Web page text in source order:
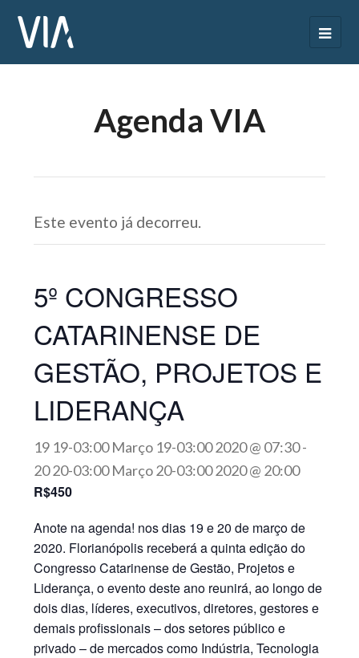
Agenda VIA
Este evento já decorreu.
5º CONGRESSO
CATARINENSE DE
GESTÃO, PROJETOS E
LIDERANÇA
19 19-03:00 Março 19-03:00 2020 @ 07:30-
20 20-03:00 Março 20-03:00 2020 @ 20:00
R$450
Anote na agenda! nos dias 19 e 20 de março de
2020. Florianópolis receberá a quinta edição do
Congresso Catarinense de Gestão, Projetos e
Liderança, o evento deste ano reunirá, ao longo de
dois dias, líderes, executivos, diretores, gestores e
demais profissionais – dos setores público e
privado – de mercados como Indústria, Tecnologia